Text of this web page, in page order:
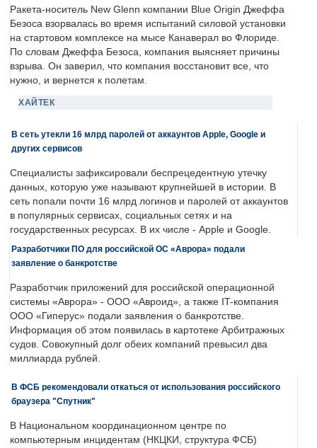
Ракета-носитель New Glenn компании Blue Origin Джеффа
Безоса взорвалась во время испытаний силовой установки
на стартовом комплексе на мысе Канаверал во Флориде.
По словам Джеффа Безоса, компания выясняет причины
взрыва. Он заверил, что компания восстановит все, что
нужно, и вернется к полетам.
ХАЙТЕК
В сеть утекли 16 млрд паролей от аккаунтов Apple, Google и
других сервисов
Специалисты зафиксировали беспрецедентную утечку
данных, которую уже называют крупнейшей в истории. В
сеть попали почти 16 млрд логинов и паролей от аккаунтов
в популярных сервисах, социальных сетях и на
государственных ресурсах. В их числе - Apple и Google.
Разработчики ПО для российской ОС «Аврора» подали
заявление о банкротстве
Разработчик приложений для российской операционной
системы «Аврора» - ООО «Авроид», а также IT-компания
ООО «Гиперус» подали заявления о банкротстве.
Информация об этом появилась в картотеке Арбитражных
судов. Совокупный долг обеих компаний превысил два
миллиарда рублей.
В ФСБ рекомендовали откаться от использования российского
браузера "Спутник"
В Национальном координационном центре по
компьютерным инцидентам (НКЦКИ, структура ФСБ)